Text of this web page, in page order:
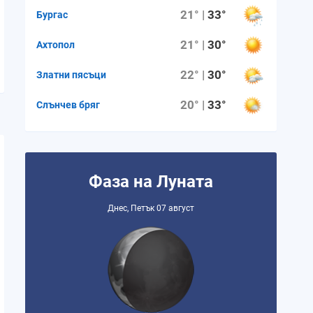
Бургас 21° |33°
Ахтопол 21° |30°
Златни пясъци 22° |30°
Слънчев бряг 20° |33°
Фаза на Луната
Днес, Петък 07 август